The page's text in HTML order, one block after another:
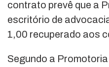
contrato prevê que a
escritório de
1,00 recuperado aos
Segundo a